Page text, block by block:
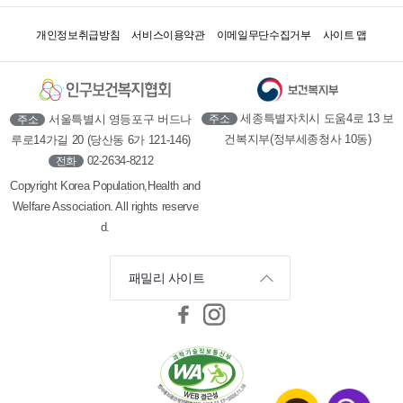
개인정보취급방침 서비스이용약관 이메일무단수집거부 사이트 맵
주소
서울특별시 영등포구 버드나
루로14가길 20 (당산동 6가 121-146)
전화 02-2634-8212
Copyright Korea Population,Health and
Welfare Association. All rights reserve
d.
주소
세종특별자치시 도움4로 13 보
건복지부(정부세종청사 10동)
패밀리 사이트